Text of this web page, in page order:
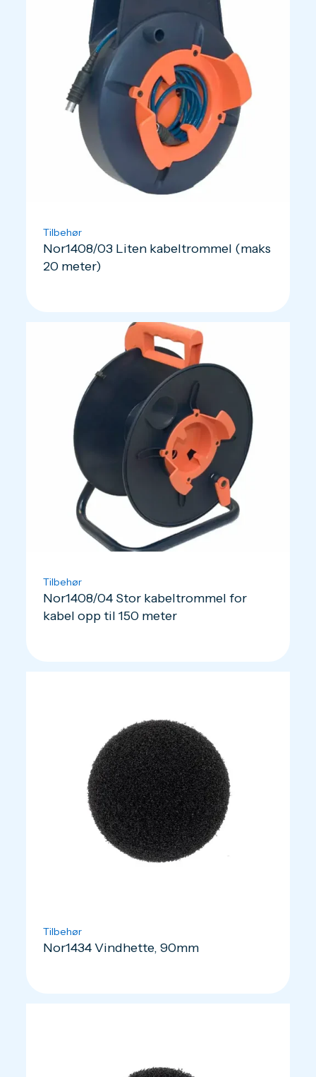
Tilbehør
Nor1408/03 Liten kabeltrommel (maks
20 meter)
Tilbehør
Nor1408/04 Stor kabeltrommel for
kabel opp til 150 meter
Tilbehør
Nor1434 Vindhette, 90mm